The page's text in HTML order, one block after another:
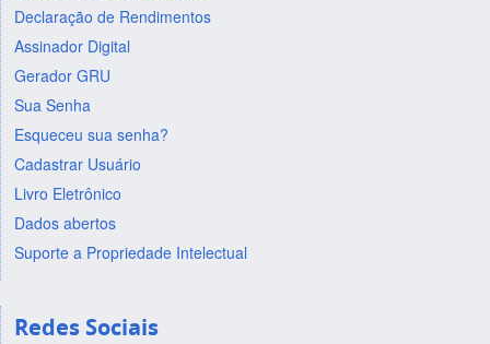
Declaração de Rendimentos
Assinador Digital
Gerador GRU
Sua Senha
Esqueceu sua senha?
Cadastrar Usuário
Livro Eletrônico
Dados abertos
Suporte a Propriedade Intelectual
Redes Sociais